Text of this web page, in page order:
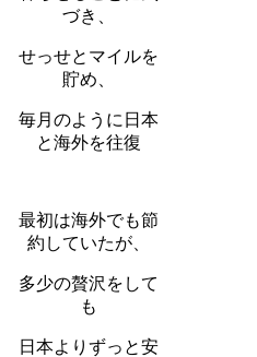
づき、
せっせとマイルを
貯め、
毎月のように日本
と海外を往復
最初は海外でも節
約していたが、
多少の贅沢をして
も
日本よりずっと安